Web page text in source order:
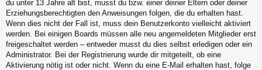
du unter 13 Jahre alt bist, musst du bzw. einer deiner Eltern oder deiner
Erziehungsberechtigten den Anweisungen folgen, die du erhalten hast.
Wenn dies nicht der Fall ist, muss dein Benutzerkonto vielleicht aktiviert
werden. Bei einigen Boards müssen alle neu angemeldeten Mitglieder erst
freigeschaltet werden – entweder musst du dies selbst erledigen oder ein
Administrator. Bei der Registrierung wurde dir mitgeteilt, ob eine
Aktivierung nötig ist oder nicht. Wenn du eine E-Mail erhalten hast, folge